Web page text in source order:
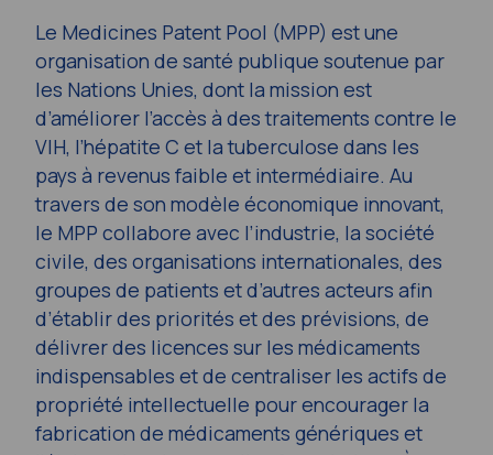
Le Medicines Patent Pool (MPP) est une
organisation de santé publique soutenue par
les Nations Unies, dont la mission est
d’améliorer l’accès à des traitements contre le
VIH, l’hépatite C et la tuberculose dans les
pays à revenus faible et intermédiaire. Au
travers de son modèle économique innovant,
le MPP collabore avec l’industrie, la société
civile, des organisations internationales, des
groupes de patients et d’autres acteurs afin
d’établir des priorités et des prévisions, de
délivrer des licences sur les médicaments
indispensables et de centraliser les actifs de
propriété intellectuelle pour encourager la
fabrication de médicaments génériques et